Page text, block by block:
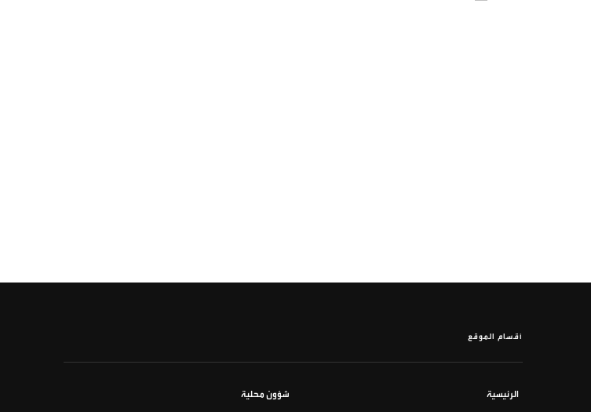
أقسام الموقع
الرئيسية شؤون محلية